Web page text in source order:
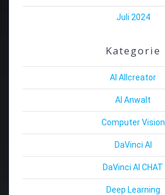
Juli 2024
Kategorie
AI Allcreator
AI Anwalt
Computer Vision
DaVinci AI
DaVinci AI CHAT
Deep Learning